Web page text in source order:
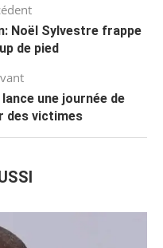
Noël Sylvestre frappe
de pied
une journée de
des victimes